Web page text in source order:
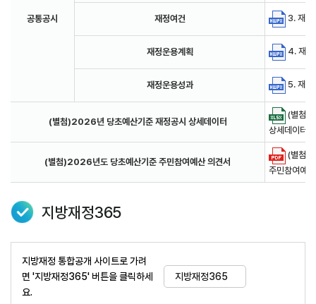
공통공시 재정여건 3. 재
재정운용계획 4. 재
재정운용성과 5. 재
(별첨)2026년 당초예산기준 재정공시 상세데이터
(별첨
상세데이터
(별첨)2026년도 당초예산기준 주민참여예산 의견서
(별첨
주민참여예
지방재정365
지방재정 통합공개 사이트로 가려
면 '지방재정365' 버튼을 클릭하세
요.
지방재정365